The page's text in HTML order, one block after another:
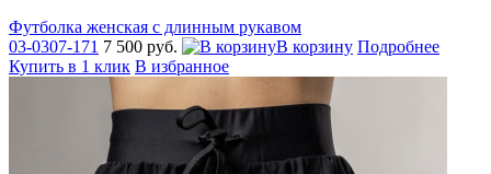
Футболка женская с длинным рукавом
03-0307-171 7 500 руб. В корзину Подробнее
Купить в 1 клик В избранное